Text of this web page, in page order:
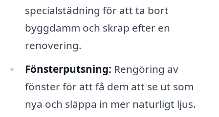
specialstädning för att ta bort
byggdamm och skräp efter en
renovering.
Fönsterputsning: Rengöring av
fönster för att få dem att se ut som
nya och släppa in mer naturligt ljus.